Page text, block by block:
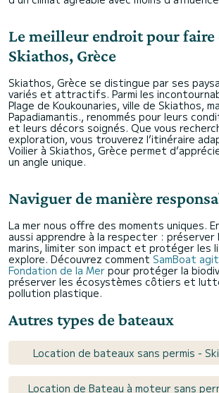
Le meilleur endroit pour faire
Skiathos, Grèce
Skiathos, Grèce se distingue par ses
variés et attractifs. Parmi les
Plage de Koukounaries, ville de Skiathos,
Papadiamantis., renommés pour leurs
et leurs décors soignés. Que vous
exploration, vous trouverez l’itinéraire
Voilier à Skiathos, Grèce permet
un angle unique.
Naviguer de manière
La mer nous offre des moments uniques.
aussi apprendre à la respecter :
marins, limiter son impact et protéger les
explore. Découvrez comment SamBoat
Fondation de la Mer pour protéger la
préserver les écosystèmes côtiers et
pollution plastique.
Autres types de bateaux
Location de bateaux sans permis -
Location de Bateau à moteur sans